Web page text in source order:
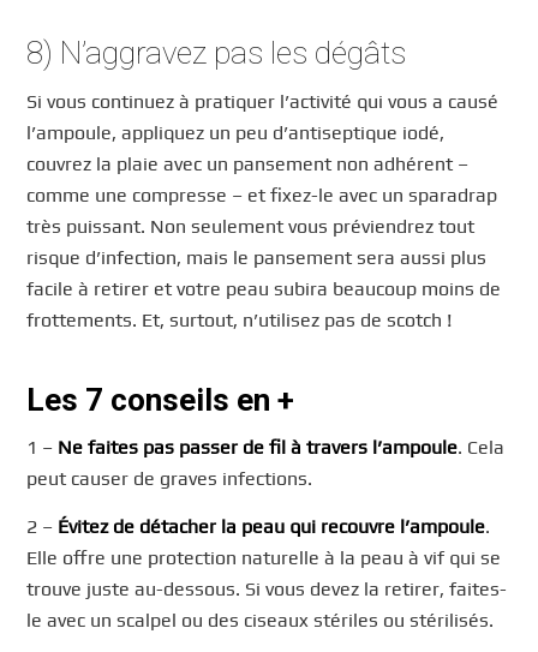
8) N’aggravez pas les dégâts
Si vous continuez à pratiquer l’activité qui vous a causé
l’ampoule, appliquez un peu d’antiseptique iodé,
couvrez la plaie avec un pansement non adhérent –
comme une compresse – et fixez-le avec un sparadrap
très puissant. Non seulement vous préviendrez tout
risque d’infection, mais le pansement sera aussi plus
facile à retirer et votre peau subira beaucoup moins de
frottements. Et, surtout, n’utilisez pas de scotch !
Les 7 conseils en +
1 – Ne faites pas passer de fil à travers l’ampoule. Cela
peut causer de graves infections.
2 – Évitez de détacher la peau qui recouvre l’ampoule.
Elle offre une protection naturelle à la peau à vif qui se
trouve juste au-dessous. Si vous devez la retirer, faites-
le avec un scalpel ou des ciseaux stériles ou stérilisés.